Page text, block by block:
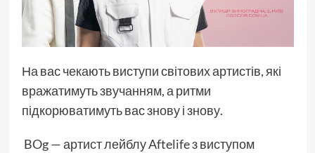
На вас чекають виступи світових артистів, які
вражатимуть звучанням, а ритми
підкорюватимуть вас знову і знову.
BOg — артист лейблу Aftelife з виступом